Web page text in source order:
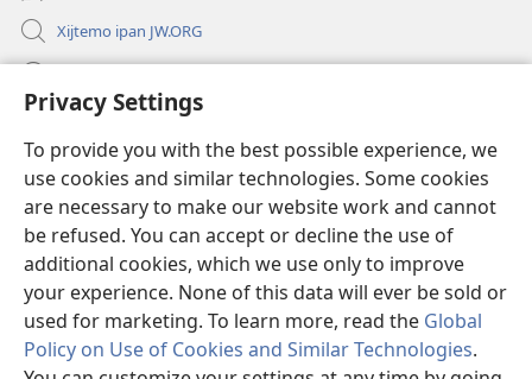
Privacy Settings
To provide you with the best possible experience, we
use cookies and similar technologies. Some cookies
are necessary to make our website work and cannot
be refused. You can accept or decline the use of
additional cookies, which we use only to improve
your experience. None of this data will ever be sold or
used for marketing. To learn more, read the Global
Policy on Use of Cookies and Similar Technologies.
Xijtemo ipan JW.ORG
(opens
window)AMATLAJKUILOLI IPAN INTERNET Watchtower™
(opens
new
window)JW Hub ®
(opens
new
window)